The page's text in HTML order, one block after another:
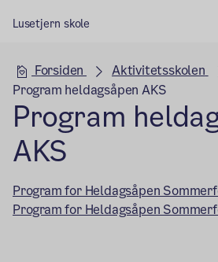
Lusetjern skole
Hovedseksjon
Forsiden
Aktivitetsskolen
Program heldagsåpen AKS
Program
AKS
Program for Heldagsåpen
Program for Heldagsåpen